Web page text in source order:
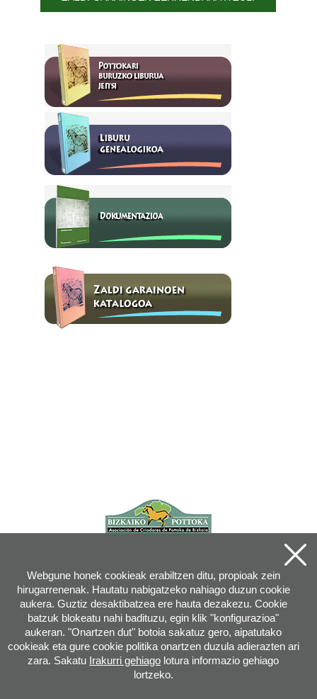
Webgune honek cookieak erabiltzen ditu, propioak zein
hirugarrenenak. Hautatu nabigatzeko nahiago duzun cookie
aukera. Guztiz desaktibatzea ere hauta dezakezu. Cookie
batzuk blokeatu nahi badituzu, egin klik "konfigurazioa"
aukeran. "Onartzen dut" botoia sakatuz gero, aipatutako
cookieak eta gure cookie politika onartzen duzula adierazten ari
zara. Sakatu Irakurri gehiago lotura informazio gehiago
lortzeko.